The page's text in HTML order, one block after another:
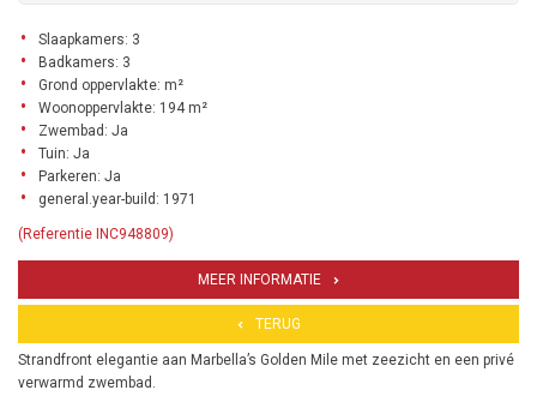
Slaapkamers: 3
Badkamers: 3
Grond oppervlakte: m²
Woonoppervlakte: 194 m²
Zwembad: Ja
Tuin: Ja
Parkeren: Ja
general.year-build: 1971
(Referentie INC948809)
MEER INFORMATIE
TERUG
Strandfront elegantie aan Marbella’s Golden Mile met zeezicht en een privé
verwarmd zwembad.